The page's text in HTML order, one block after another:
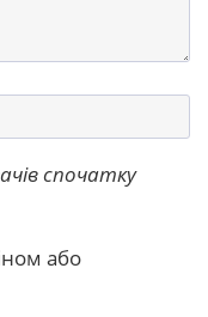
спочатку
або